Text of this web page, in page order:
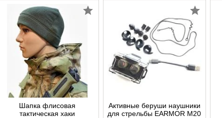
Шапка флисовая
тактическая хаки
Активные беруши наушники
для стрельбы EARMOR M20